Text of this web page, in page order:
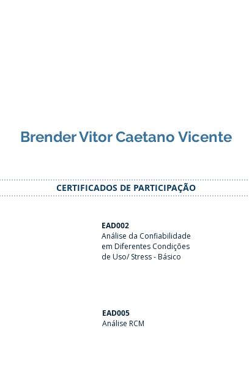
Brender Vitor Caetano Vicente
CERTIFICADOS DE PARTICIPAÇÃO
EAD002
Análise da Confiabilidade
em Diferentes Condições
de Uso/ Stress - Básico
EAD005
Análise RCM